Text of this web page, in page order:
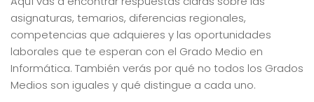
asignaturas, temarios, diferencias regionales,
competencias que adquieres y las oportunidades
laborales que te esperan con el Grado Medio en
Informática. También verás por qué no todos los Grados
Medios son iguales y qué distingue a cada uno.